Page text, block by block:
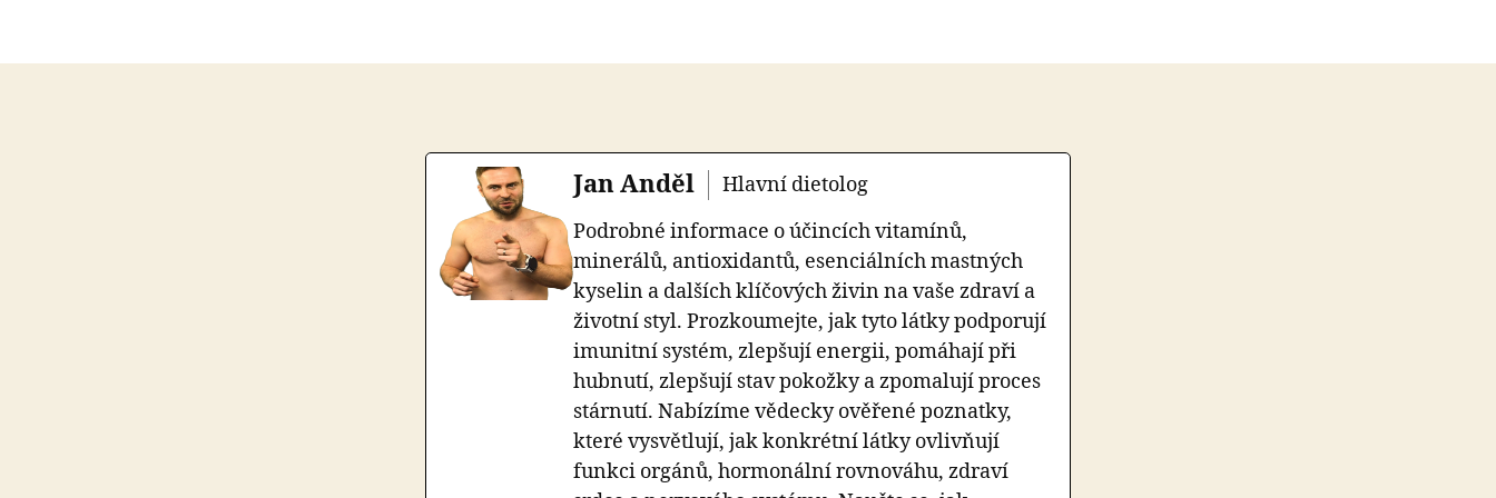
Jan Anděl
Hlavní dietolog
Podrobné informace o účincích vitamínů,
minerálů, antioxidantů, esenciálních mastných
kyselin a dalších klíčových živin na vaše zdraví a
životní styl. Prozkoumejte, jak tyto látky podporují
imunitní systém, zlepšují energii, pomáhají při
hubnutí, zlepšují stav pokožky a zpomalují proces
stárnutí. Nabízíme vědecky ověřené poznatky,
které vysvětlují, jak konkrétní látky ovlivňují
funkci orgánů, hormonální rovnováhu, zdraví